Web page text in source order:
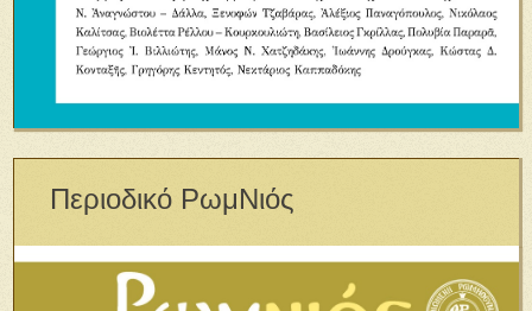
Περιοδικό ΡωμΝιός